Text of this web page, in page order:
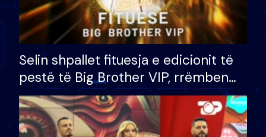
Selin shpallet fituesja e edicionit të
pestë të Big Brother VIP, rrëmben
çmimin e madh prej 100 mijë eurosh